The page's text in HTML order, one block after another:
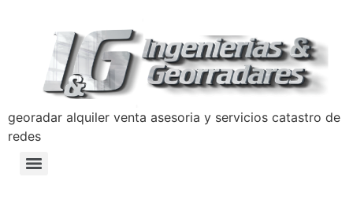
georadar alquiler venta asesoria y servicios catastro de
redes